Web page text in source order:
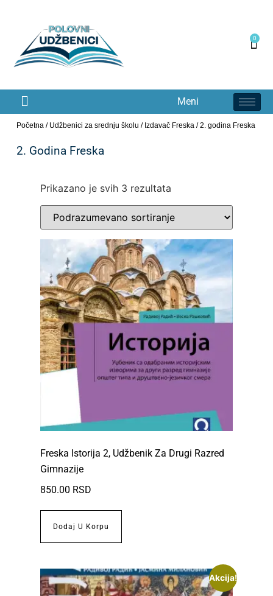
0
Meni
Početna/ Udžbenici za srednju školu / Izdavač Freska/ 2. godina Freska
2. Godina Freska
Prikazano je svih 3 rezultata
Freska Istorija 2, Udžbenik Za Drugi Razred
Gimnazije
850.00 RSD
Dodaj U Korpu
Akcija!